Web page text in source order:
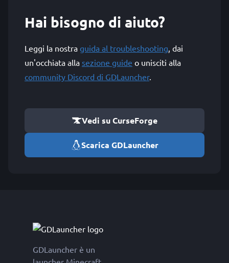
Hai bisogno di aiuto?
Leggi la nostra guida al troubleshooting, dai
un'occhiata alla sezione guide o unisciti alla
community Discord di GDLauncher.
Vedi su CurseForge
Scarica GDLauncher
GDLauncher è un